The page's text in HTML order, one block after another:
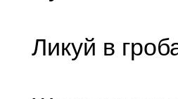
Ликуй в